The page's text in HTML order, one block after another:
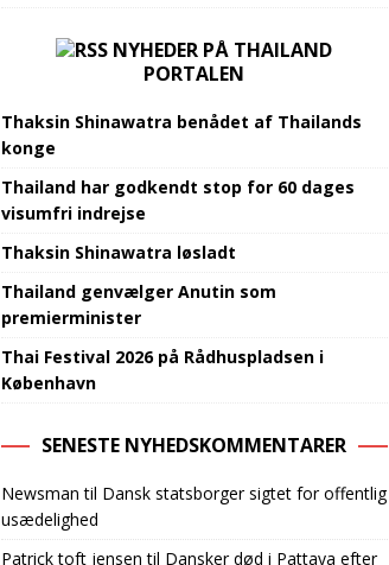
NYHEDER PÅ THAILAND
PORTALEN
Thaksin Shinawatra benådet af Thailands
konge
Thailand har godkendt stop for 60 dages
visumfri indrejse
Thaksin Shinawatra løsladt
Thailand genvælger Anutin som
premierminister
Thai Festival 2026 på Rådhuspladsen i
København‍​‌‌​‌‌‌​‌​‌‌‌​​‌‌​​‌‌‌‌‌‌​​‌​​‌‌‌​‌​​​​‌‌​​‌​​​‌‌​‌‌‌‌​‌‌‌‌‌​‌​‌‍
SENESTE NYHEDSKOMMENTARER
Newsman til Dansk statsborger sigtet for offentlig
usædelighed
Patrick toft jensen til Dansker død i Pattaya efter